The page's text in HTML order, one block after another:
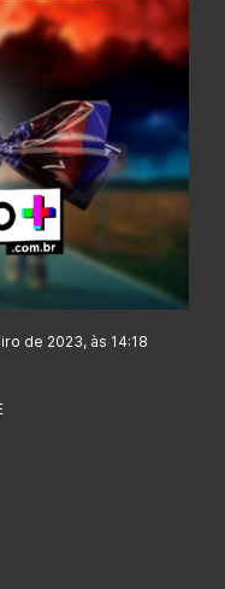
de 2023, às 14:18